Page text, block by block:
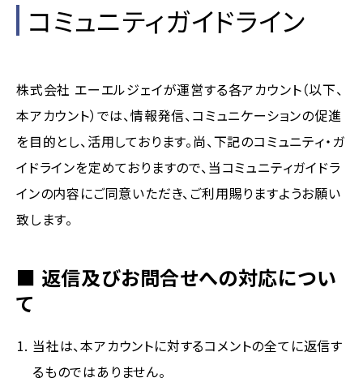
コミュニティガイドライン
株式会社 エーエルジェイが運営する各アカウント（以下、
本アカウント）では、情報発信、コミュニケーションの促進
を目的とし、活用しております。尚、下記のコミュニティ・ガ
イドラインを定めておりますので、当コミュニティガイドラ
インの内容にご同意いただき、ご利用賜りますようお願い
致します。
■ 返信及びお問合せへの対応につい
て
当社は、本アカウントに対するコメントの全てに返信す
るものではありません。